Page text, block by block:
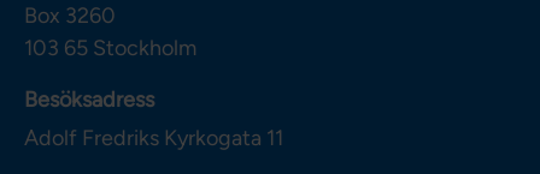
Box 3260
103 65 Stockholm
Besöksadress
Adolf Fredriks Kyrkogata 11